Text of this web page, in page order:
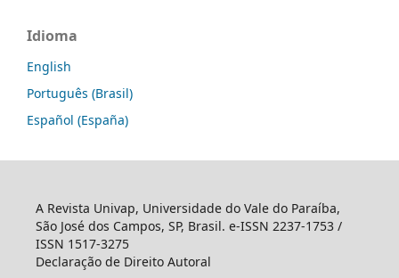
Idioma
English
Português (Brasil)
Español (España)
A Revista Univap, Universidade do Vale do Paraíba,
São José dos Campos, SP, Brasil. e-ISSN 2237-1753 /
ISSN 1517-3275
Declaração de Direito Autoral